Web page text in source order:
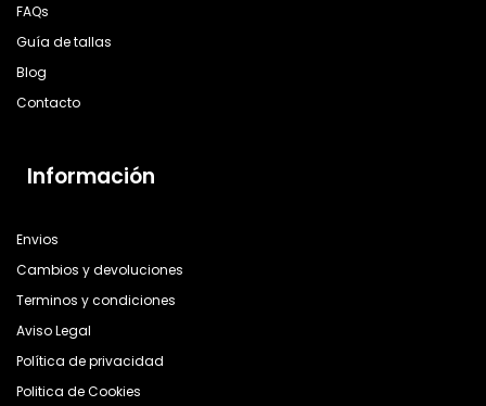
FAQs
Guía de tallas
Blog
Contacto
Información
Envios
Cambios y devoluciones
Terminos y condiciones
Aviso Legal
Política de privacidad
Politica de Cookies